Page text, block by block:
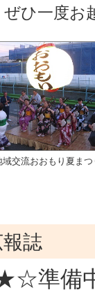
ぜひ一度お
域交流おおもり夏まつ
報誌
準備